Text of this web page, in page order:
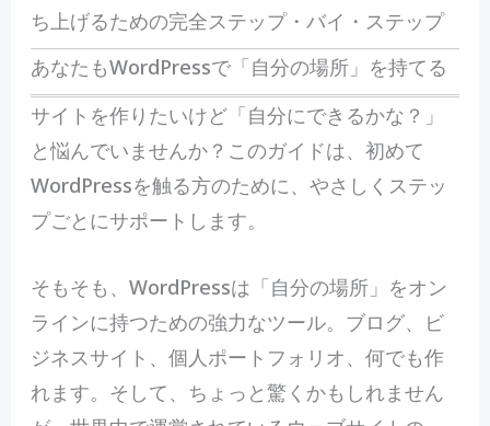
ち上げるための完全ステップ・バイ・ステップ
あなたもWordPressで「自分の場所」を持てる
サイトを作りたいけど「自分にできるかな？」
と悩んでいませんか？このガイドは、初めて
WordPressを触る方のために、やさしくステッ
プごとにサポートします。
そもそも、WordPressは「自分の場所」をオン
ラインに持つための強力なツール。ブログ、ビ
ジネスサイト、個人ポートフォリオ、何でも作
れます。そして、ちょっと驚くかもしれません